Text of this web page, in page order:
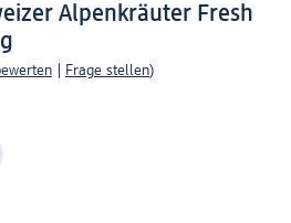
Alpenkräuter Fresh
Frage stellen)